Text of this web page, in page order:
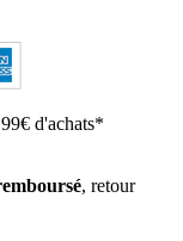
d'achats*
, retour